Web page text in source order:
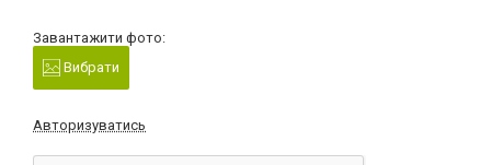
Завантажити фото:
Вибрати
Авторизуватись